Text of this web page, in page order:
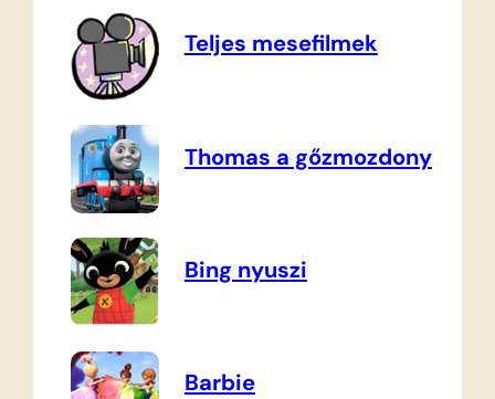
Teljes mesefilmek
Thomas a gőzmozdony
Bing nyuszi
Barbie